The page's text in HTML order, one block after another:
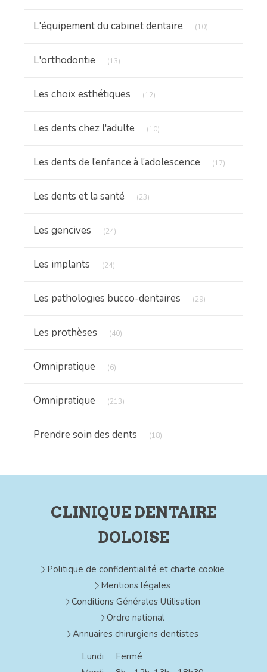
L'équipement du cabinet dentaire (10)
L'orthodontie (13)
Les choix esthétiques (12)
Les dents chez l'adulte (10)
Les dents de l’enfance à l’adolescence (17)
Les dents et la santé (23)
Les gencives (24)
Les implants (24)
Les pathologies bucco-dentaires (29)
Les prothèses (40)
Omnipratique (6)
Omnipratique (213)
Prendre soin des dents (18)
CLINIQUE DENTAIRE
DOLOISE
Politique de confidentialité et charte cookie
Mentions légales
Conditions Générales Utilisation
Ordre national
Annuaires chirurgiens dentistes
Lundi
Fermé